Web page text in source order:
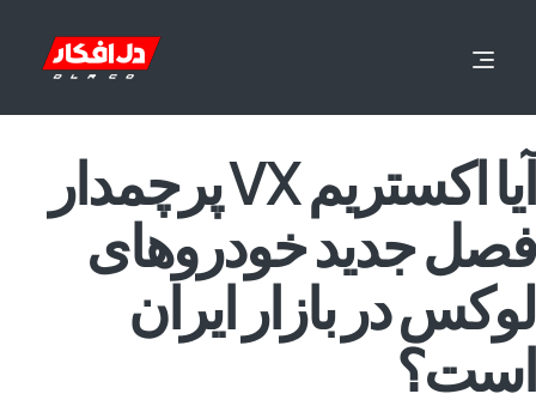
آیا اکستریم VX پرچمدار
فصل جدید خودروهای
لوکس در بازار ایران
است؟